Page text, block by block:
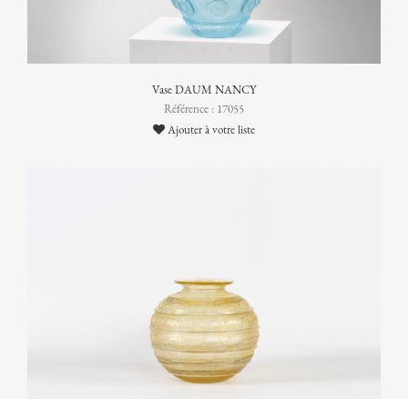
Vase DAUM NANCY
Référence : 17055
Ajouter à votre liste